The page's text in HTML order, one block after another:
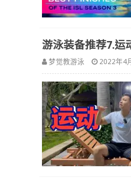
游泳装备推荐7.运
梦觉教游泳 2022年4